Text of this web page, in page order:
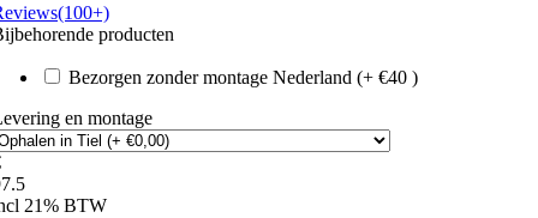
producten
Bezorgen zonder montage Nederland (+ €40 )
en montage
21% BTW